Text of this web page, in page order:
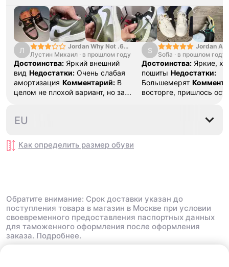
Л
Jordan Why Not .6
"Bright Crimson" PF
Лустин Михаил · в прошлом году
Достоинства: Яркий внешний
вид Недостатки: Очень слабая
амортизация Комментарий: В
целом не плохой вариант, но за
баскетбольных кроссовок
S
Jordan Air
SE "Turf
Sofia · в прошлом году
Достоинства: Яркие,
пошиты Недостатки:
Большемерят
восторге, пришлось
38
EU
Как определить размер обуви
Обратите внимание: Срок доставки указан до
поступления товара в магазин в Москве при условии
своевременного предоставления паспортных данных
для таможенного оформления после оформления
заказа. Подробнее.